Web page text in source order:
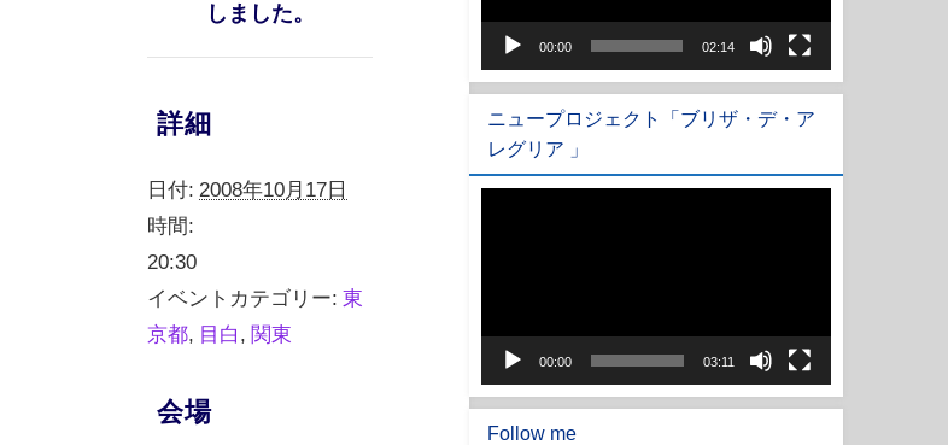
しました。
詳細
日付: 2008年10月17日
時間:
20:30
イベントカテゴリー: 東
京都
目白 関東
会場
ー
00:00 02:14
ニュープロジェクト「ブリザ・デ・ア
レグリア 」
ー
00:00 03:11
Follow me